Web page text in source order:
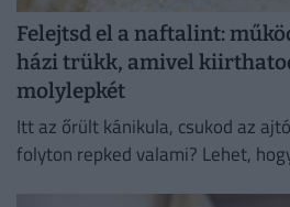
Felejtsd el a naftalint:
házi trükk, amivel
molylepkét
Itt az őrült kánikula, csukod az
folyton repked valami? Lehet,